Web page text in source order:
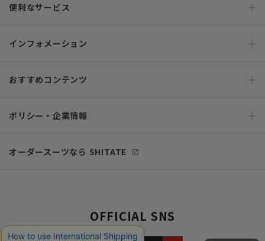
便利なサービス
インフォメーション
おすすめコンテンツ
ポリシー・企業情報
オーダースーツなら SHITATE
OFFICIAL SNS